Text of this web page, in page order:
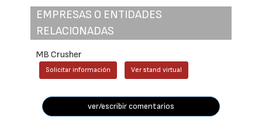
EMPRESAS O ENTIDADES
RELACIONADAS
MB Crusher
Solicitar información Ver stand virtual
ver/escribir comentarios